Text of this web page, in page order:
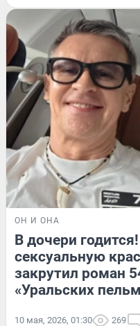
ОН И ОНА
В дочери
сексуальную
закрутил роман
«Уральских
10 мая, 2026, 01:30 269